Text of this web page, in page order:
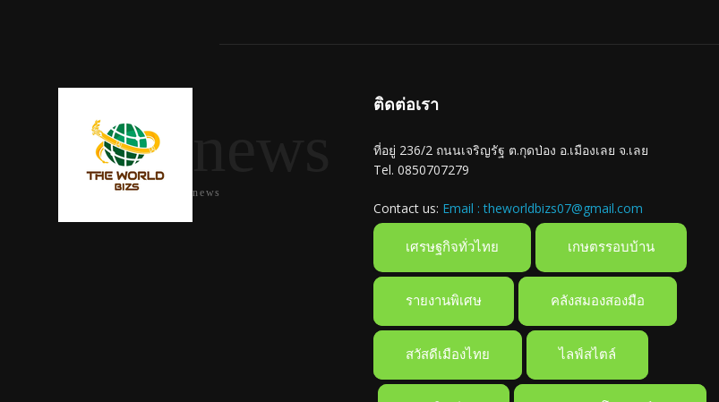
news
ติดต่อเรา
ที่อยู่ 236/2 ถนนเจริญรัฐ ต.กุดป่อง อ.เมืองเลย จ.เลย
Tel. 0850707279
Contact us: Email : theworldbizs07@gmail.com
เศรษฐกิจทั่วไทย เกษตรรอบบ้าน
รายงานพิเศษ คลังสมองสองมือ
สวัสดีเมืองไทย ไลฟ์สไตล์